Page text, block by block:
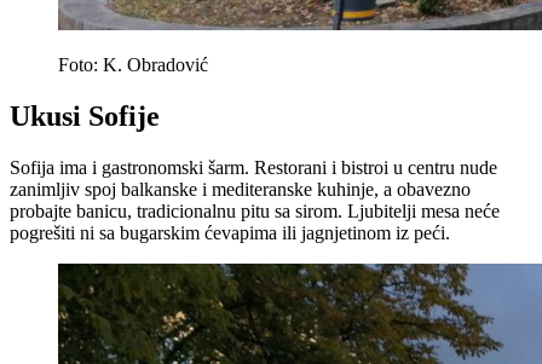
Foto: K. Obradović
Ukusi Sofije
Sofija ima i gastronomski šarm. Restorani i bistroi u centru nude
zanimljiv spoj balkanske i mediteranske kuhinje, a obavezno
probajte banicu, tradicionalnu pitu sa sirom. Ljubitelji mesa neće
pogrešiti ni sa bugarskim ćevapima ili jagnjetinom iz peći.